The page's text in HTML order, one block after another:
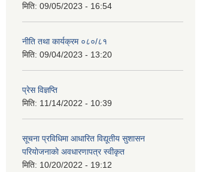
मिति: 09/05/2023 - 16:54
नीति तथा कार्यक्रम ०८०/८१
मिति: 09/04/2023 - 13:20
प्रेस विज्ञप्ति
मिति: 11/14/2022 - 10:39
सूचना प्रविधिमा आधारित विद्यूतीय सुशासन
परियाेजनाकाे अवधारणापत्र स्वीकृत
मिति: 10/20/2022 - 19:12